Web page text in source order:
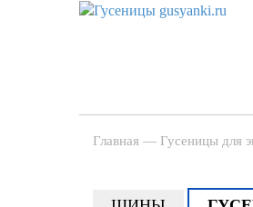
Главная — Гусеницы для